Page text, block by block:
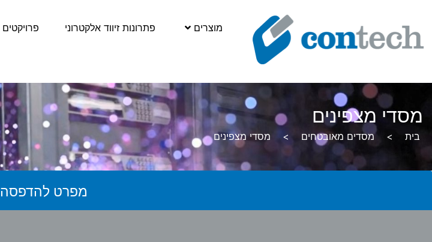
מוצרים פתרונות זיווד אלקטרוני פרויקטים
מסדי מצפינים
בית > מסדים מאובטחים > מסדי מצפינים
מפרט להדפסה